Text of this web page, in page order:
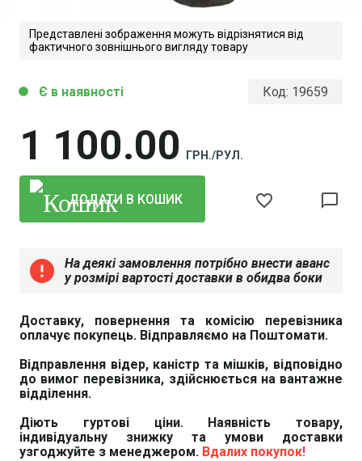
Представлені зображення можуть відрізнятися від
фактичного зовнішнього вигляду товару
Код: 19659
1 100 00 ГРН./РУЛ.
circle Є в наявності
ДОДАТИ В КОШИК favorite_border chat_bubble_outline
error
На деякі замовлення потрібно внести аванс
у розмірі вартості доставки в обидва боки
Доставку, повернення та комісію перевізника
оплачує покупець. Відправляємо на Поштомати.
Відправлення відер, каністр та мішків, відповідно
до вимог перевізника, здійснюється на вантажне
відділення.
Діють гуртові ціни. Наявність товару,
індивідуальну знижку та умови доставки
узгоджуйте з менеджером. Вдалих покупок!